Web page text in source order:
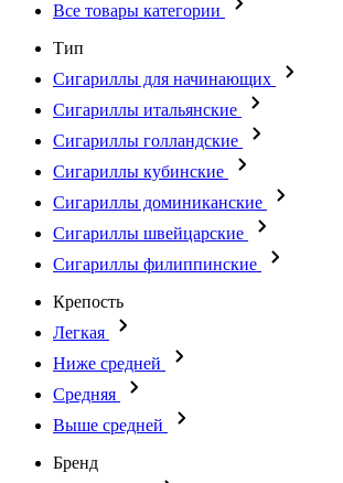
Все товары категории
Тип
Сигариллы для начинающих
Сигариллы итальянские
Сигариллы голландские
Сигариллы кубинские
Сигариллы доминиканские
Сигариллы швейцарские
Сигариллы филиппинские
Крепость
Легкая
Ниже средней
Средняя
Выше средней
Бренд